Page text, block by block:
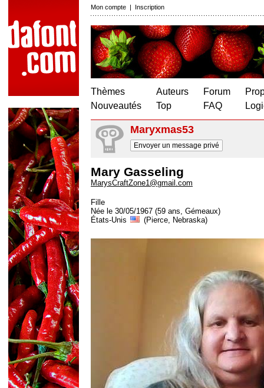
Mon compte | Inscription
Thèmes
Nouveautés
Auteurs
Top
Forum
FAQ
Maryxmas53
Envoyer un message privé
Mary Gasseling
MarysCraftZone1@gmail.com
Fille
Née le 30/05/1967 (59 ans, Gémeaux)
États-Unis
(Pierce, Nebraska)